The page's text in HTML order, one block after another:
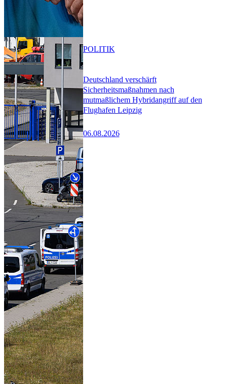
Deutschland verschärft
Sicherheitsmaßnahmen nach
mutmaßlichem Hybridangriff auf den
Flughafen Leipzig
06.08.2026
POLITIK